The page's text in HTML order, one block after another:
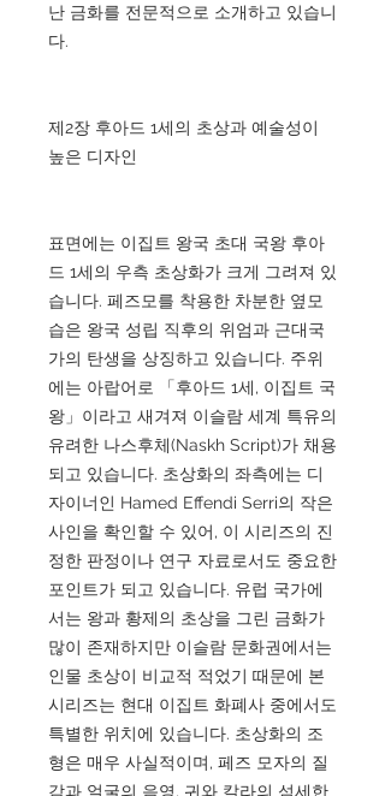
난 금화를 전문적으로 소개하고 있습니
다.
제2장 후아드 1세의 초상과 예술성이
높은 디자인
표면에는 이집트 왕국 초대 국왕 후아
드 1세의 우측 초상화가 크게 그려져 있
습니다. 페즈모를 착용한 차분한 옆모
습은 왕국 성립 직후의 위엄과 근대국
가의 탄생을 상징하고 있습니다. 주위
에는 아랍어로 「후아드 1세, 이집트 국
왕」이라고 새겨져 이슬람 세계 특유의
유려한 나스후체(Naskh Script)가 채용
되고 있습니다. 초상화의 좌측에는 디
자이너인 Hamed Effendi Serri의 작은
사인을 확인할 수 있어, 이 시리즈의 진
정한 판정이나 연구 자료로서도 중요한
포인트가 되고 있습니다. 유럽 국가에
서는 왕과 황제의 초상을 그린 금화가
많이 존재하지만 이슬람 문화권에서는
인물 초상이 비교적 적었기 때문에 본
시리즈는 현대 이집트 화폐사 중에서도
특별한 위치에 있습니다. 초상화의 조
형은 매우 사실적이며, 페즈 모자의 질
감과 얼굴의 음영, 귀와 칼라의 섬세한